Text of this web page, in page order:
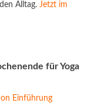
Alltag. Jetzt im
für Yoga
Einführung